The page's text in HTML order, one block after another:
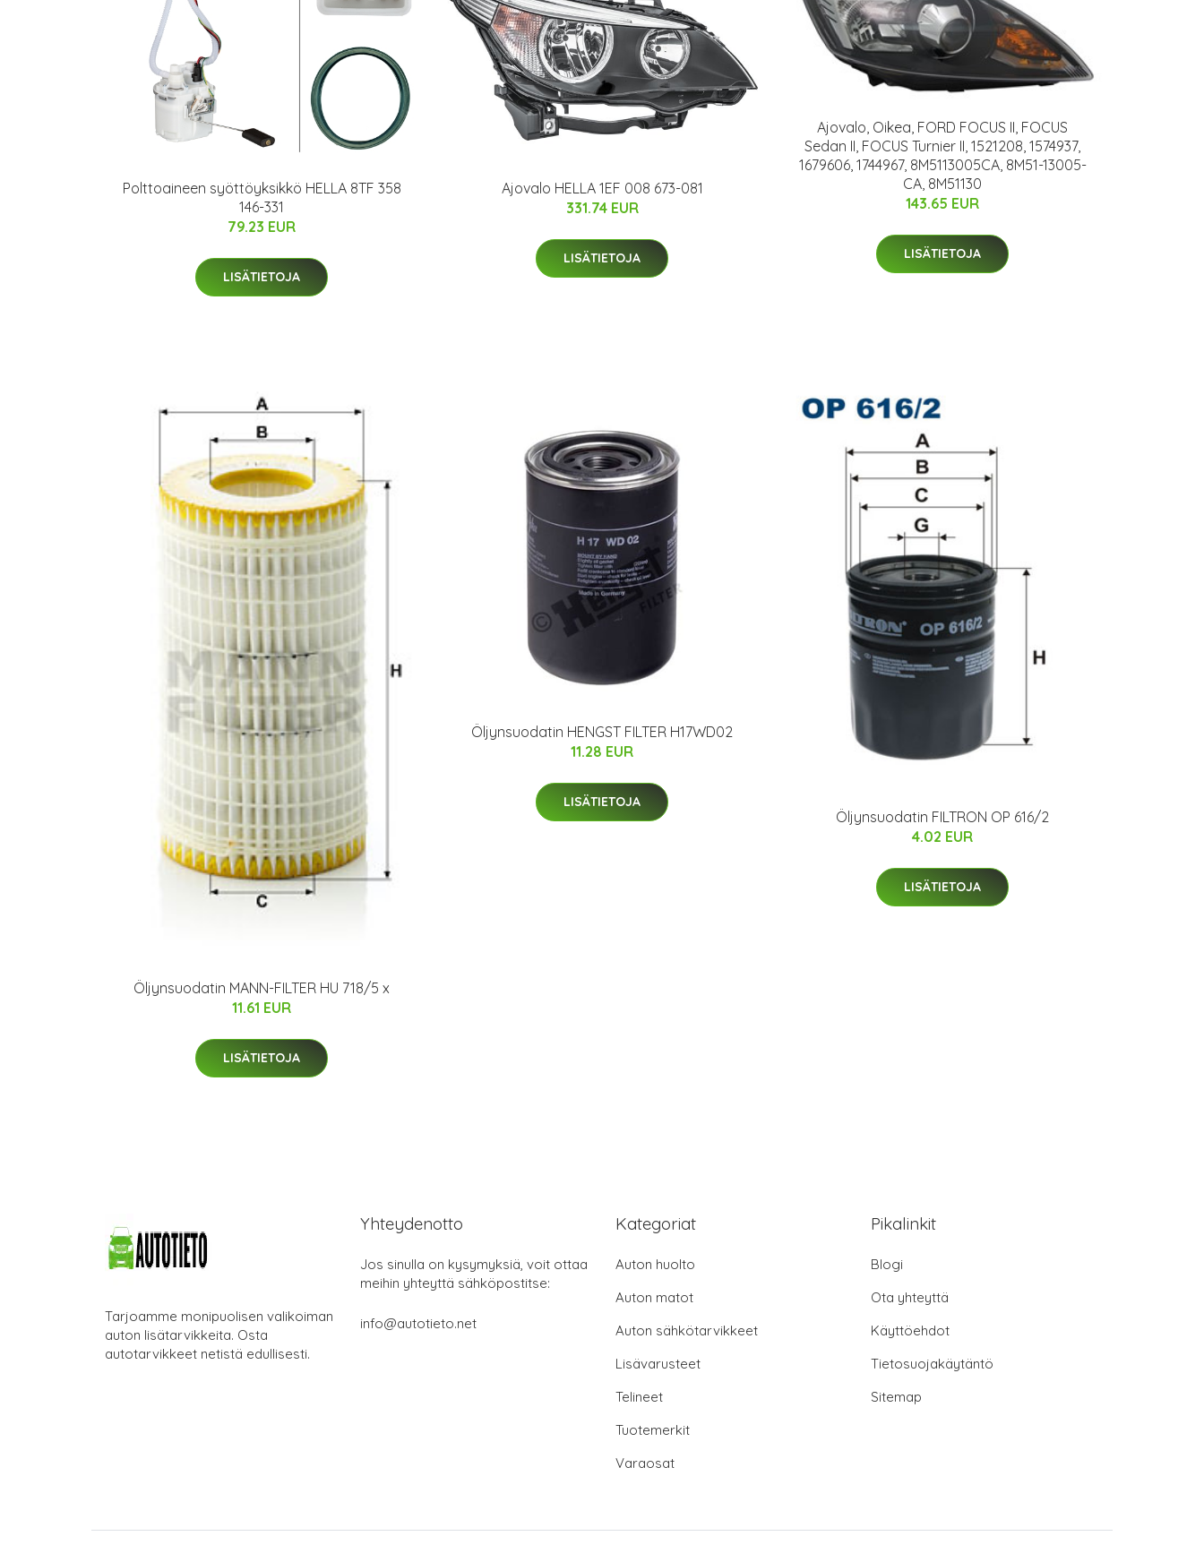
Polttoaineen syöttöyksikkö HELLA 8TF 358
146-331
79.23 EUR
LISÄTIETOJA
Ajovalo HELLA 1EF 008 673-081
331.74 EUR
LISÄTIETOJA
Ajovalo, Oikea, FORD FOCUS II, FOCUS
Sedan II, FOCUS Turnier II, 1521208, 1574937,
1679606, 1744967, 8M5113005CA, 8M51-13005-
CA, 8M51130
143.65 EUR
LISÄTIETOJA
Öljynsuodatin MANN-FILTER HU 718/5 x
11.61 EUR
LISÄTIETOJA
Öljynsuodatin HENGST FILTER H17WD02
11.28 EUR
LISÄTIETOJA
Öljynsuodatin FILTRON OP 616/2
4.02 EUR
LISÄTIETOJA
Tarjoamme monipuolisen valikoiman
auton lisätarvikkeita. Osta
autotarvikkeet netistä edullisesti.
Yhteydenotto
Jos sinulla on kysymyksiä, voit ottaa
meihin yhteyttä sähköpostitse:
info@autotieto.net
Kategoriat
Auton huolto
Auton matot
Auton sähkötarvikkeet
Lisävarusteet
Telineet
Tuotemerkit
Varaosat
Pikalinkit
Blogi
Ota yhteyttä
Käyttöehdot
Tietosuojakäytäntö
Sitemap